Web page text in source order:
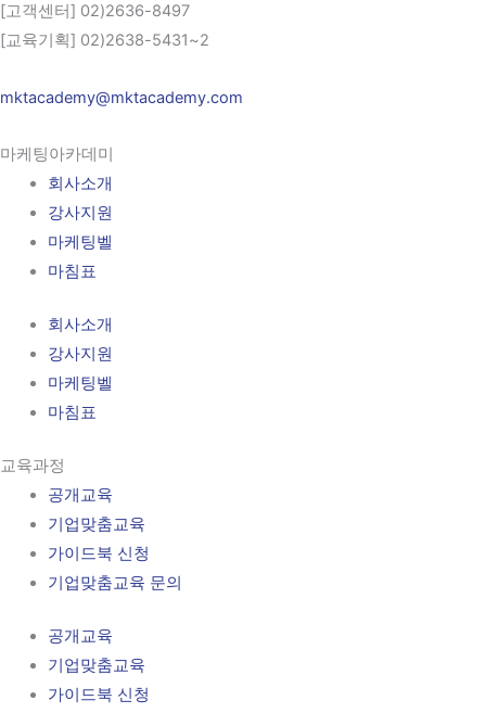
[고객센터] 02)2636-8497
[교육기획] 02)2638-5431~2
mktacademy@mktacademy.com
마케팅아카데미
회사소개
강사지원
마케팅벨
마침표
회사소개
강사지원
마케팅벨
마침표
교육과정
공개교육
기업맞춤교육
가이드북 신청
기업맞춤교육 문의
공개교육
기업맞춤교육
가이드북 신청